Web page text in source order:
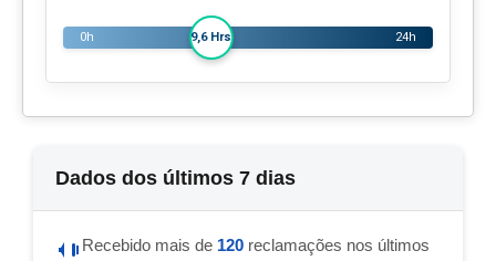
0h 24h
9,6 Hrs
Dados dos últimos 7 dias
Recebido mais de 120 reclamações nos últimos